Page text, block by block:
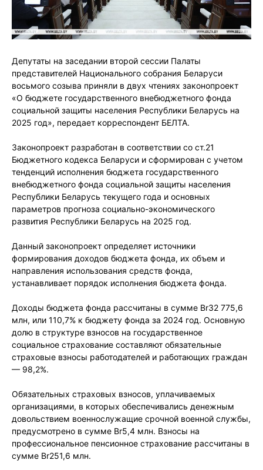
Депутаты на заседании второй сессии Палаты
представителей Национального собрания Беларуси
восьмого созыва приняли в двух чтениях законопроект
«О бюджете государственного внебюджетного фонда
социальной защиты населения Республики Беларусь на
2025 год», передает корреспондент БЕЛТА.
Законопроект разработан в соответствии со ст.21
Бюджетного кодекса Беларуси и сформирован с учетом
тенденций исполнения бюджета государственного
внебюджетного фонда социальной защиты населения
Республики Беларусь текущего года и основных
параметров прогноза социально-экономического
развития Республики Беларусь на 2025 год.
Данный законопроект определяет источники
формирования доходов бюджета фонда, их объем и
направления использования средств фонда,
устанавливает порядок исполнения бюджета фонда.
Доходы бюджета фонда рассчитаны в сумме Br32 775,6
млн, или 110,7% к бюджету фонда за 2024 год. Основную
долю в структуре взносов на государственное
социальное страхование составляют обязательные
страховые взносы работодателей и работающих граждан
— 98,2%.
Обязательных страховых взносов, уплачиваемых
организациями, в которых обеспечивались денежным
довольствием военнослужащие срочной военной службы,
предусмотрено в сумме Br5,4 млн. Взносы на
профессиональное пенсионное страхование рассчитаны в
сумме Br251,6 млн.